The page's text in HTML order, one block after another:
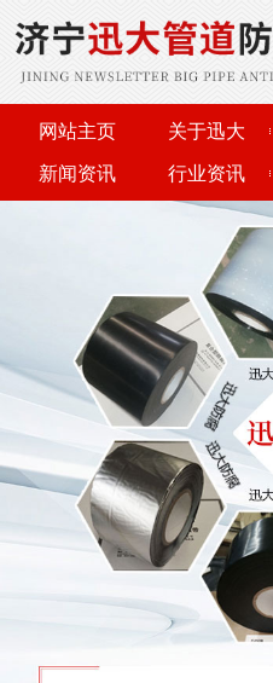
网站主页 关于迅大
新闻资讯 行业资讯